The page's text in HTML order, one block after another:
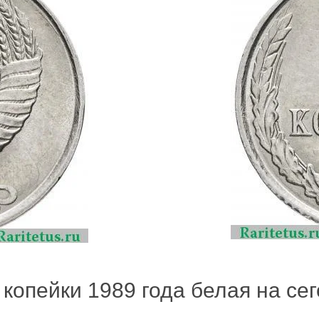
1989 года белая на